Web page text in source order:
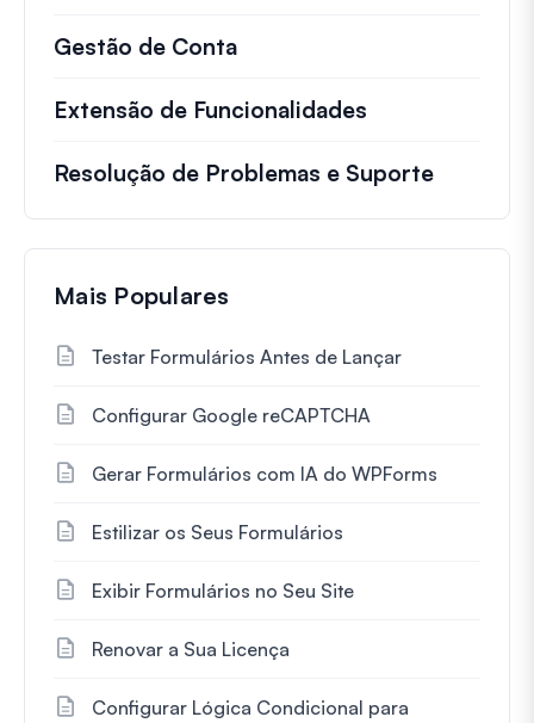
Gestão de Conta
Extensão de Funcionalidades
Resolução de Problemas e Suporte
Mais Populares
Testar Formulários Antes de Lançar
Configurar Google reCAPTCHA
Gerar Formulários com IA do WPForms
Estilizar os Seus Formulários
Exibir Formulários no Seu Site
Renovar a Sua Licença
Configurar Lógica Condicional para